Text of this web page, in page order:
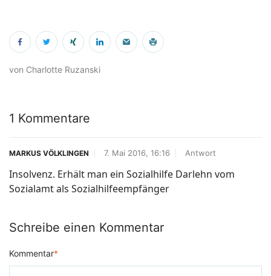
von Charlotte Ruzanski
1 Kommentare
MARKUS VÖLKLINGEN 7. Mai 2016, 16:16 Antwort
Insolvenz. Erhält man ein Sozialhilfe Darlehn vom
Sozialamt als Sozialhilfeempfänger
Schreibe einen Kommentar
Kommentar*